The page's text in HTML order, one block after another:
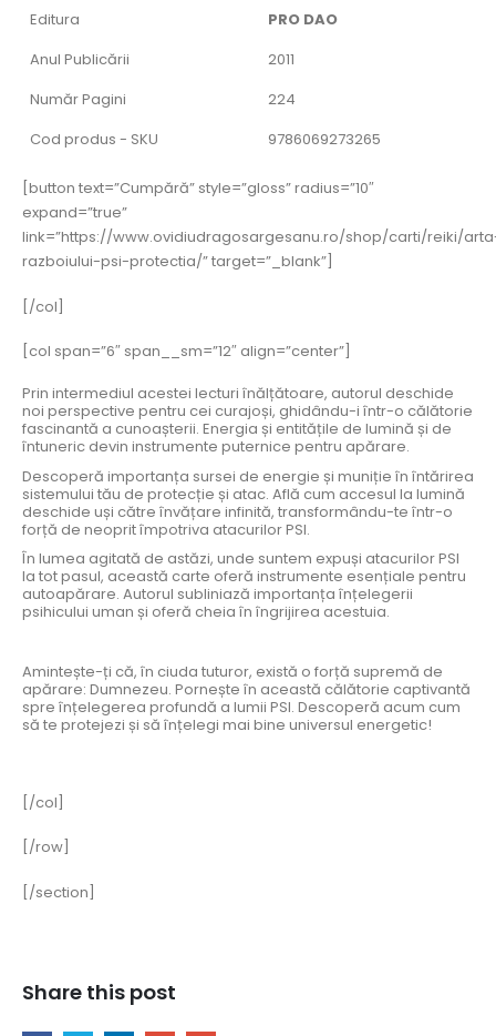
Editura
PRO DAO
Anul Publicării
2011
Număr Pagini
224
Cod produs - SKU
9786069273265
[button text=”Cumpără” style=”gloss” radius=”10″
expand=”true”
link=”https://www.ovidiudragosargesanu.ro/shop/carti/reiki/
razboiului-psi-protectia/” target=”_blank”]
[/col]
[col span=”6″ span__sm=”12″ align=”center”]
Prin intermediul acestei lecturi înălțătoare, autorul deschide
noi perspective pentru cei curajoși, ghidându-i într-o călătorie
fascinantă a cunoașterii. Energia și entitățile de lumină și de
întuneric devin instrumente puternice pentru apărare.
Descoperă importanța sursei de energie și muniție în întărirea
sistemului tău de protecție și atac. Află cum accesul la lumină
deschide uși către învățare infinită, transformându-te într-o
forță de neoprit împotriva atacurilor PSI.
În lumea agitată de astăzi, unde suntem expuși atacurilor PSI
la tot pasul, această carte oferă instrumente esențiale pentru
autoapărare. Autorul subliniază importanța înțelegerii
psihicului uman și oferă cheia în îngrijirea acestuia.
Amintește-ți că, în ciuda tuturor, există o forță supremă de
apărare: Dumnezeu. Pornește în această călătorie captivantă
spre înțelegerea profundă a lumii PSI. Descoperă acum cum
să te protejezi și să înțelegi mai bine universul energetic!
[/col]
[/row]
[/section]
Share this post